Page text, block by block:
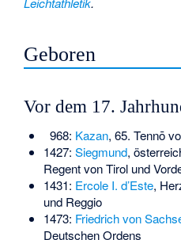
Geboren
Vor dem 17.
968: Kazan, 65. Tennō
1427: Siegmund,
Regent von Tirol und
1431: Ercole I. d’Este,
und Reggio
1473: Friedrich von
Deutschen Ordens